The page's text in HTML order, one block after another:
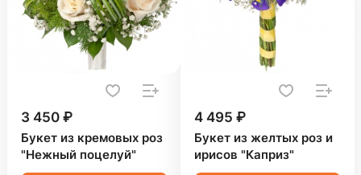
3 450 ₽
Букет из кремовых роз
"Нежный поцелуй"
4 495 ₽
Букет из желтых роз и
ирисов "Каприз"